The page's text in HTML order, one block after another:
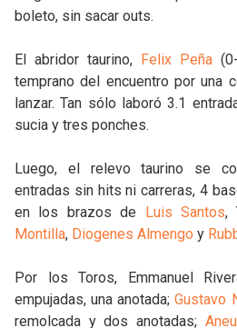
boleto, sin sacar outs.
El abridor taurino, Felix Peña
temprano del encuentro por una
lanzar. Tan sólo laboró 3.1
sucia y tres ponches.
Luego, el relevo taurino se
entradas sin hits ni carreras, 4
en los brazos de Luis Santos,
Montilla, Diogenes Almengo y
Por los Toros, Emmanuel
empujadas, una anotada;Gustavo
remolcada y dos anotadas;